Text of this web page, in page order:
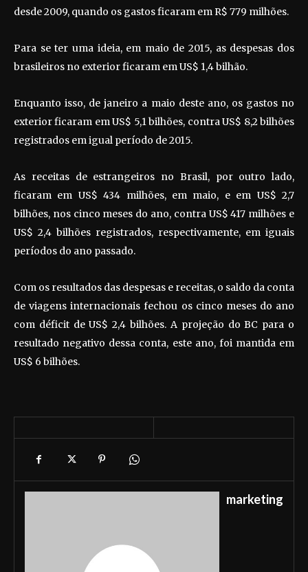
desde 2009, quando os gastos ficaram em R$ 779 milhões.
Para se ter uma ideia, em maio de 2015, as despesas dos
brasileiros no exterior ficaram em US$ 1,4 bilhão.
Enquanto isso, de janeiro a maio deste ano, os gastos no
exterior ficaram em US$ 5,1 bilhões, contra US$ 8,2 bilhões
registrados em igual período de 2015.
As receitas de estrangeiros no Brasil, por outro lado,
ficaram em US$ 434 milhões, em maio, e em US$ 2,7
bilhões, nos cinco meses do ano, contra US$ 417 milhões e
US$ 2,4 bilhões registrados, respectivamente, em iguais
períodos do ano passado.
Com os resultados das despesas e receitas, o saldo da conta
de viagens internacionais fechou os cinco meses do ano
com déficit de US$ 2,4 bilhões. A projeção do BC para o
resultado negativo dessa conta, este ano, foi mantida em
US$ 6 bilhões.
marketing